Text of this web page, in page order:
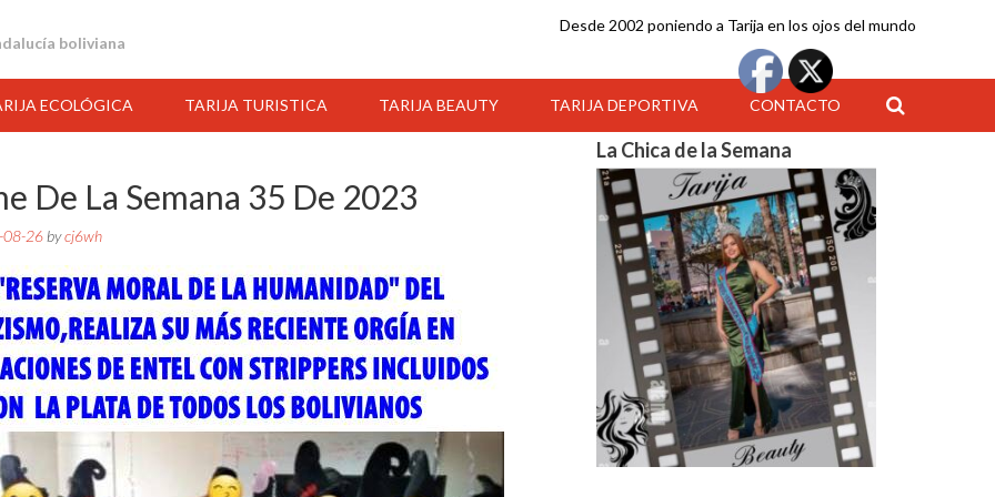
boliviana
Desde 2002 poniendo a Tarija en los ojos del mundo
ECOLÓGICA TARIJA TURISTICA TARIJA BEAUTY TARIJA DEPORTIVA CONTACTO
De La Semana 35 De 2023
08-26bycj6wh
08:00 09:00 10:00 11:00 12:00 13:00 14:00 16:00 17:00 18:00 19:00 20:00
La Chica de la Semana